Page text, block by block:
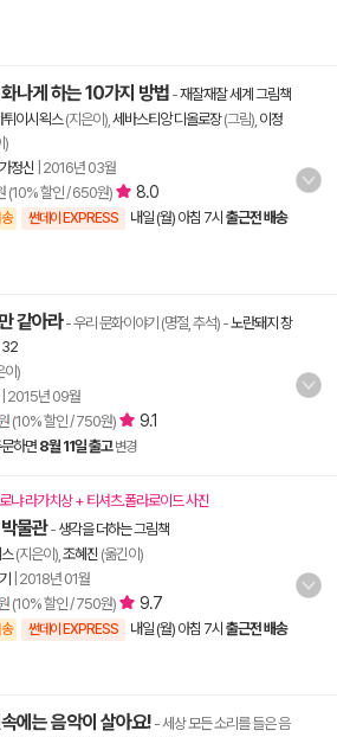
나게 하는 10가지 방법 -재잘재잘 세계 그림책
튀이시왹스(지은이), 세바스티앙 디올로장(그림), 이정
)
정신
2016년 03월
(10% 할인 / 650원) 8.0
썬데이 EXPRESS 내일 (월) 아침 7시 출근전 배송
같아라- 우리 문화이야기 (명절, 추석) -노란돼지 창
32
이)
2015년 09월
(10% 할인 / 750원) 9.1
하면8월 11일 출고 변경
냐 라가치상 + 티셔츠.폴라로이드 사진
물관- 생각을 더하는 그림책
(지은이), 조혜진 (옮긴이)
2018년 01월
(10% 할인 / 750원) 9.7
썬데이 EXPRESS 내일 (월) 아침 7시 출근전 배송
에는 음악이 살아요! - 세상 모든 소리를 들은 음